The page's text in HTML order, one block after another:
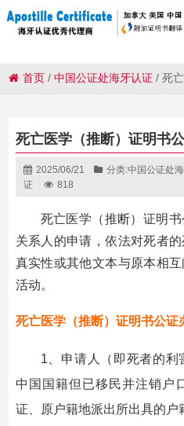
首页 /中国公证处海牙认证 /死
死亡医学（推断）证明书
2025/06/21 分类:中国公证处
证
818
死亡医学（推断）证明
关系人的申请，依法对死者
真实性或其他文本与原本相
活动。
死亡医学（推断）证明书公证
1、申请人（即死者的利
中国国籍但已移民并注销户
证、原户籍地派出所出具的户